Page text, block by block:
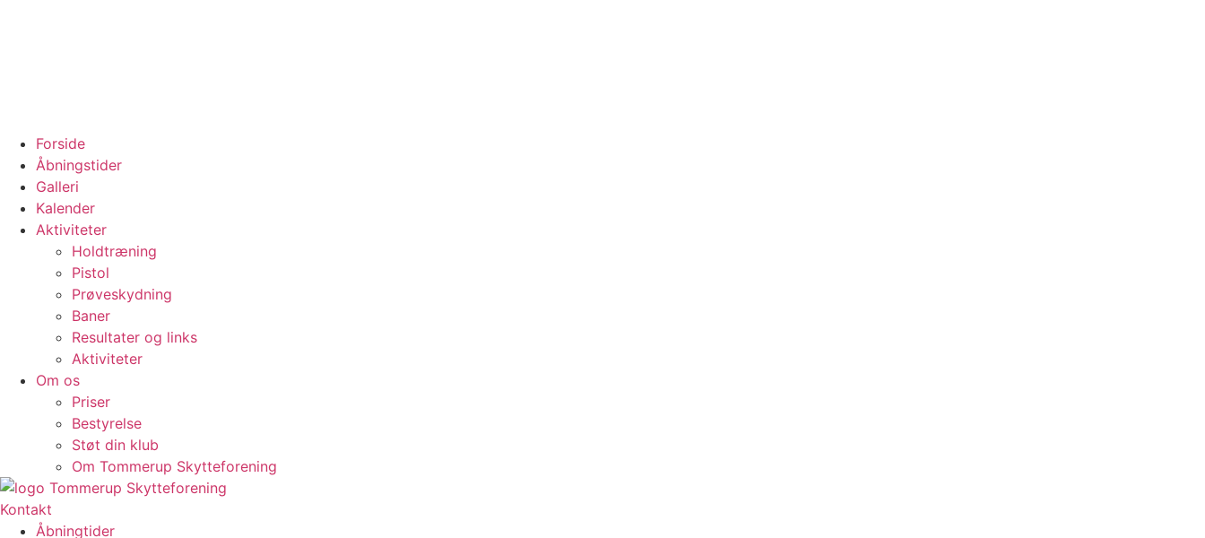
Forside
Åbningstider
Galleri
Kalender
Aktiviteter
Holdtræning
Pistol
Prøveskydning
Baner
Resultater og links
Aktiviteter
Om os
Priser
Bestyrelse
Støt din klub
Om Tommerup Skytteforening
Kontakt
Åbningtider